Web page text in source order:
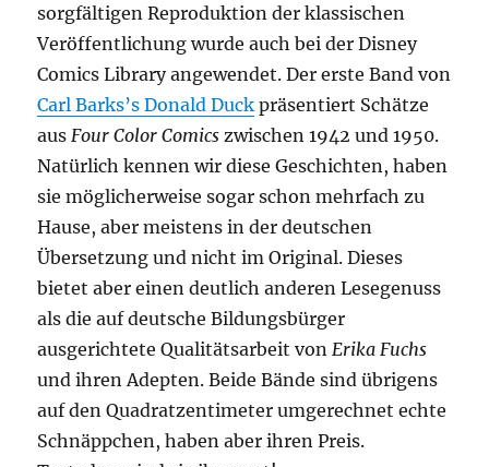
sorgfältigen Reproduktion der klassischen
Veröffentlichung wurde auch bei der Disney
Comics Library angewendet. Der erste Band von
Carl Barks’s Donald Duck präsentiert Schätze
aus Four Color Comics zwischen 1942 und 1950.
Natürlich kennen wir diese Geschichten, haben
sie möglicherweise sogar schon mehrfach zu
Hause, aber meistens in der deutschen
Übersetzung und nicht im Original. Dieses
bietet aber einen deutlich anderen Lesegenuss
als die auf deutsche Bildungsbürger
ausgerichtete Qualitätsarbeit von Erika Fuchs
und ihren Adepten. Beide Bände sind übrigens
auf den Quadratzentimeter umgerechnet echte
Schnäppchen, haben aber ihren Preis.